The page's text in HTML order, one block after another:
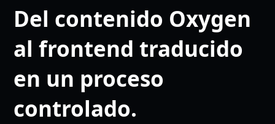
Del contenido Oxygen
al frontend traducido
en un proceso
controlado.